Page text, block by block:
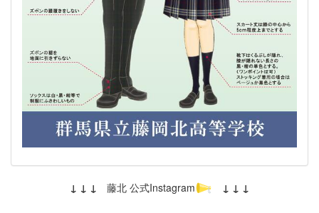
↓ ↓ ↓ 藤北 公式Instagram ↓ ↓ ↓